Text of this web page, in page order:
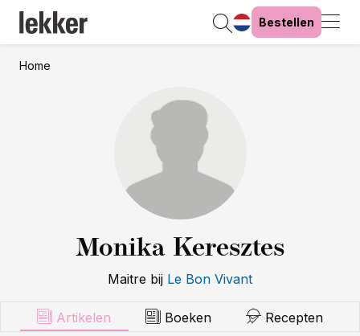
Bestellen
Home
Monika Keresztes
Maitre bij Le Bon Vivant
Artikelen Boeken Recepten